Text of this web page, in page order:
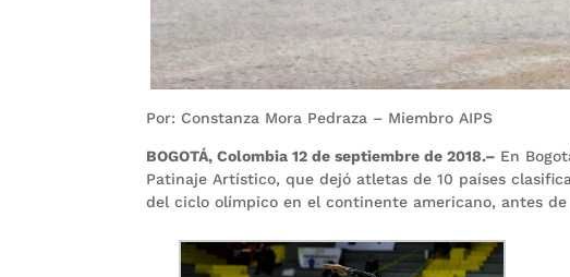
Por: Constanza Mora Pedraza – Miembro AIPS
BOGOTÁ, Colombia 12 de septiembre de 2018.– En
Patinaje Artístico, que dejó atletas de 10 países
del ciclo olímpico en el continente americano, antes de